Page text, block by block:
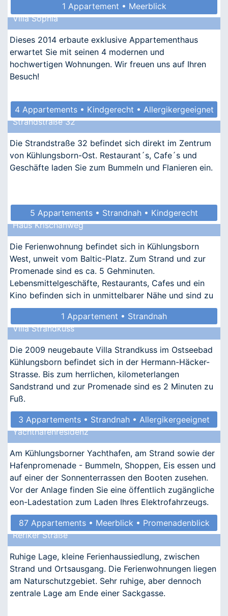
1 Appartement • Meerblick
Villa Sophia
Dieses 2014 erbaute exklusive Appartementhaus
erwartet Sie mit seinen 4 modernen und
hochwertigen Wohnungen. Wir freuen uns auf Ihren
Besuch!
4 Appartements • Kindgerecht • Allergikergeeignet
Strandstraße 32
Die Strandstraße 32 befindet sich direkt im Zentrum
von Kühlungsborn-Ost. Restaurant´s, Cafe´s und
Geschäfte laden Sie zum Bummeln und Flanieren ein.
5 Appartements • Strandnah • Kindgerecht
Haus Krischanweg
Die Ferienwohnung befindet sich in Kühlungsborn
West, unweit vom Baltic-Platz. Zum Strand und zur
Promenade sind es ca. 5 Gehminuten.
Lebensmittelgeschäfte, Restaurants, Cafes und ein
Kino befinden sich in unmittelbarer Nähe und sind zu
Fuß zu erreichen.
1 Appartement • Strandnah
Villa Strandkuss
Die 2009 neugebaute Villa Strandkuss im Ostseebad
Kühlungsborn befindet sich in der Hermann-Häcker-
Strasse. Bis zum herrlichen, kilometerlangen
Sandstrand und zur Promenade sind es 2 Minuten zu
Fuß.
3 Appartements • Strandnah • Allergikergeeignet
Yachthafenresidenz
Am Kühlungsborner Yachthafen, am Strand sowie der
Hafenpromenade - Bummeln, Shoppen, Eis essen und
auf einer der Sonnenterrassen den Booten zusehen.
Vor der Anlage finden Sie eine öffentlich zugängliche
eon-Ladestation zum Laden Ihres Elektrofahrzeugs.
87 Appartements • Meerblick • Promenadenblick
• Kindgerecht • Barrierefrei
Reriker Straße
Ruhige Lage, kleine Ferienhaussiedlung, zwischen
Strand und Ortsausgang. Die Ferienwohnungen liegen
am Naturschutzgebiet. Sehr ruhige, aber dennoch
zentrale Lage am Ende einer Sackgasse.